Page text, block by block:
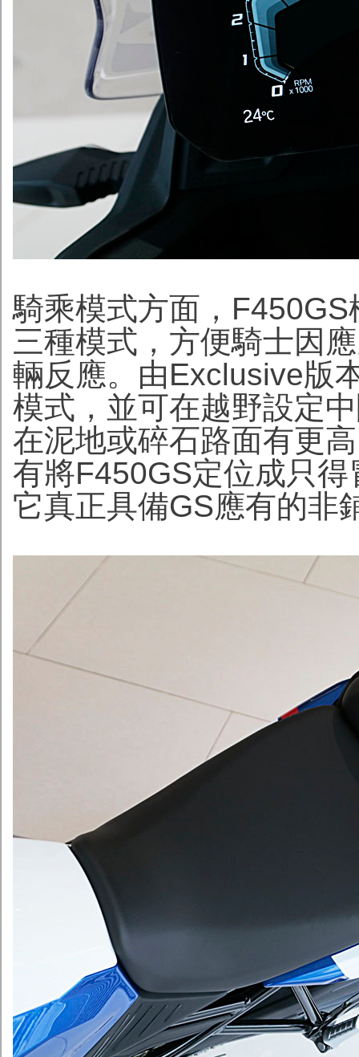
騎乘模式方面，
三種模式，方便騎士因
輛反應。由Exclusive版
模式，並可在越野設定
在泥地或碎石路面有更
有將F450GS定位成只
它真正具備GS應有的非